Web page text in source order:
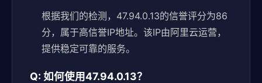
根据我们的检测，47.94.0.13的信誉评分为86
分，属于高信誉IP地址。该IP由阿里云运营，
提供稳定可靠的服务。
Q: 如何使用47.94.0.13？